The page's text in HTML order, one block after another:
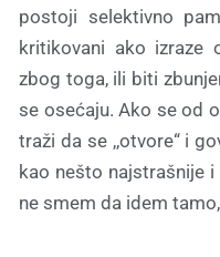
postoji selektivno
kritikovani ako izraze
zbog toga, ili biti
se osećaju. Ako se od
traži da se ,,otvore“ i
kao nešto najstrašnije
ne smem da idem